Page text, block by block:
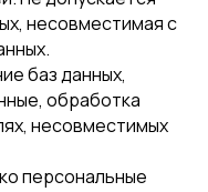
несовместимая с
баз данных,
обработка
несовместимых
персональные